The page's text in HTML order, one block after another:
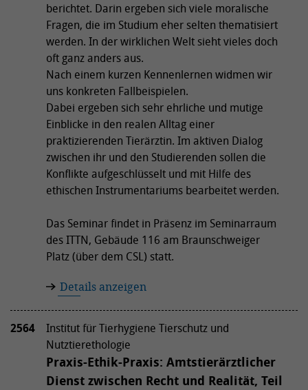
berichtet. Darin ergeben sich viele moralische
Fragen, die im Studium eher selten thematisiert
werden. In der wirklichen Welt sieht vieles doch
oft ganz anders aus.
Nach einem kurzen Kennenlernen widmen wir
uns konkreten Fallbeispielen.
Dabei ergeben sich sehr ehrliche und mutige
Einblicke in den realen Alltag einer
praktizierenden Tierärztin. Im aktiven Dialog
zwischen ihr und den Studierenden sollen die
Konflikte aufgeschlüsselt und mit Hilfe des
ethischen Instrumentariums bearbeitet werden.
Das Seminar findet in Präsenz im Seminarraum
des ITTN, Gebäude 116 am Braunschweiger
Platz (über dem CSL) statt.
Details anzeigen
2564
Institut für Tierhygiene Tierschutz und
Nutztierethologie
Praxis-Ethik-Praxis: Amtstierärztlicher
Dienst zwischen Recht und Realität, Teil